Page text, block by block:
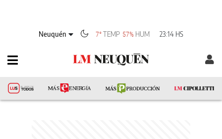
Neuquén 7°TEMP 57% HUM 23:14 HS